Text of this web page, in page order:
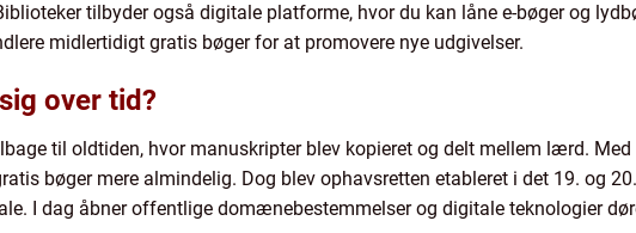
tilbyder også digitale platforme, hvor du kan låne e-bøger og
midlertidigt gratis bøger for at promovere nye udgivelser.
over tid?
til oldtiden, hvor manuskripter blev kopieret og delt mellem lærd. Med
bøger mere almindelig. Dog blev ophavsretten etableret i det 19. og 20.
I dag åbner offentlige domænebestemmelser og digitale teknologier